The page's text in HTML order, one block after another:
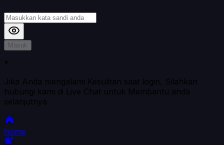
Masuk
*
Jika Anda mengalami Kesulitan saat login, Silahkan
hubungi kami di Live Chat untuk Membantu anda
selanjutnya
home